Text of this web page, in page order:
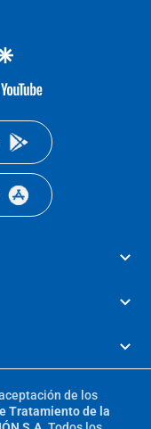
google
youtube-
de los
Tratamiento de la